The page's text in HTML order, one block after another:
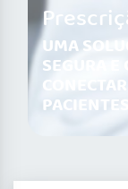
UMA
SEGURA E